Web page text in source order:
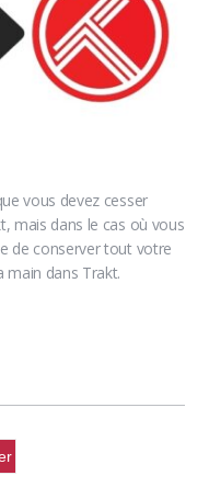
vous devez cesser
mais dans le cas où vous
de conserver tout votre
dans Trakt.